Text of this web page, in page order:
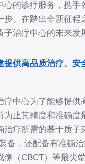
心的诊疗服务，携手
步。在踏出全新征程
治疗中心的未来发
提供高品质治疗、安
疗中心为了能够提供
为止其精度和准确度
治疗所需的基于质子
备，还配备有准确
像（CBCT）等最尖